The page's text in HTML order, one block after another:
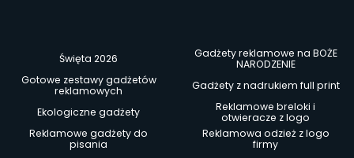
Święta 2026
Gadżety reklamowe na BOŻE
NARODZENIE
Gotowe zestawy gadżetów
reklamowych
Gadżety z nadrukiem full print
Ekologiczne gadżety
Reklamowe breloki i
otwieracze z logo
Reklamowe gadżety do
pisania
Reklamowa odzież z logo
firmy